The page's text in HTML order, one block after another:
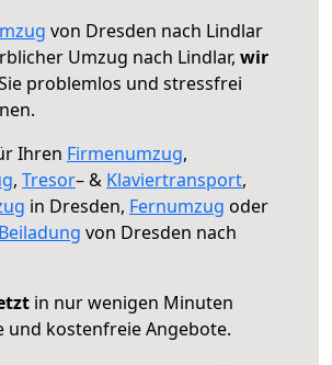
von Dresden nach Lindlar
Umzug nach Lindlar, wir
problemlos und stressfrei
Ihren Firmenumzug,
, Tresor– & Klaviertransport,
in Dresden, Fernumzug oder
Beiladung von Dresden nach
in nur wenigen Minuten
und kostenfreie Angebote.